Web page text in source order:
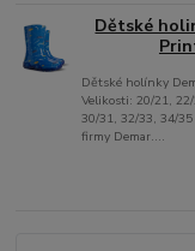
Dětské
Dětské holínky
Velikosti: 20/21,
30/31, 32/33, 34/
firmy Demar....